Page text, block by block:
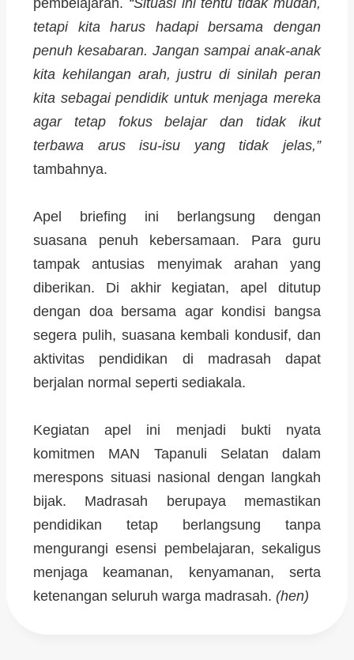
tetapi kita harus hadapi bersama dengan
penuh kesabaran. Jangan sampai anak-anak
kita kehilangan arah, justru di sinilah peran
kita sebagai pendidik untuk menjaga mereka
agar tetap fokus belajar dan tidak ikut
terbawa arus isu-isu yang tidak jelas,”
tambahnya.
Apel briefing ini berlangsung dengan
suasana penuh kebersamaan. Para guru
tampak antusias menyimak arahan yang
diberikan. Di akhir kegiatan, apel ditutup
dengan doa bersama agar kondisi bangsa
segera pulih, suasana kembali kondusif, dan
aktivitas pendidikan di madrasah dapat
berjalan normal seperti sediakala.
Kegiatan apel ini menjadi bukti nyata
komitmen MAN Tapanuli Selatan dalam
merespons situasi nasional dengan langkah
bijak. Madrasah berupaya memastikan
pendidikan tetap berlangsung tanpa
mengurangi esensi pembelajaran, sekaligus
menjaga keamanan, kenyamanan, serta
ketenangan seluruh warga madrasah. (hen)